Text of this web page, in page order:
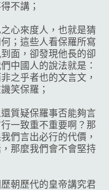
不講；
心來度人，也就是猜
；這些人看保羅所寫
面，卻發現他長的卻
中國人的說法就是：
之乎者也的文言文，
笑保羅；
質疑保羅事否能夠言
一致重不重要啊？那
們言出必行的代價，
那麼我們會不會堅持
朝歷代的皇帝講究君